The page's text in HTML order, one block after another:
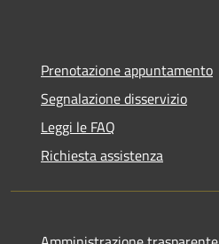
Prenotazione appuntamento
Segnalazione disservizio
Leggi le FAQ
Richiesta assistenza